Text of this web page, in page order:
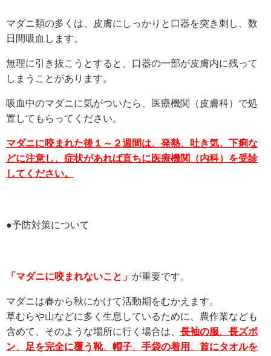
マダニ類の多くは、皮膚にしっかりと口器を突き刺し、数
日間吸血します。
無理に引き抜こうとすると、口器の一部が皮膚内に残って
しまうことがあります。
吸血中のマダニに気がついたら、医療機関（皮膚科）で処
置してもらってください。
マダニに咬まれた後１～２週間は、発熱、吐き気、下痢な
どに注意し、症状があれば直ちに医療機関（内科）を受診
してください。
●予防対策について
「マダニに咬まれないこと」 が重要です。
マダニは春から秋にかけて活動期をむかえます。
草むらや山などに多く生息しているために、農作業なども
含めて、そのような場所に行く場合は、 長袖の服
長ズボ
ン
足を完全に覆う靴、 帽子 手袋の着用
首にタオルを